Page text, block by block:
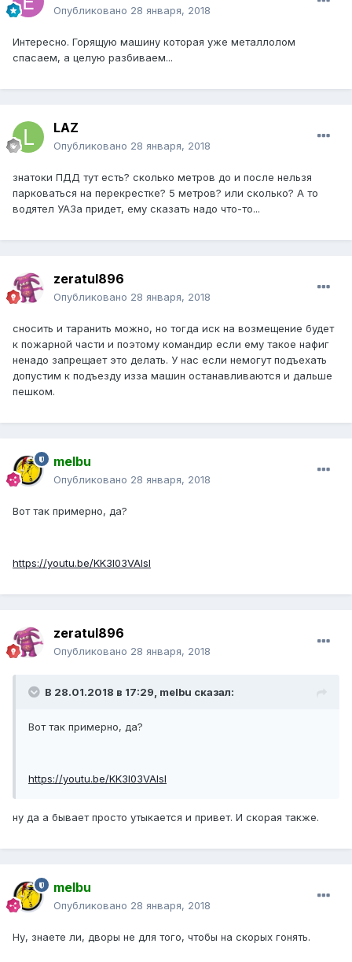
Опубликовано 28 января, 2018
Интересно. Горящую машину которая уже металлолом
спасаем, а целую разбиваем...
LAZ
Опубликовано 28 января, 2018
знатоки ПДД тут есть? сколько метров до и после нельзя
парковаться на перекрестке? 5 метров? или сколько? А то
водятел УАЗа придет, ему сказать надо что-то...
zeratul896
Опубликовано 28 января, 2018
сносить и таранить можно, но тогда иск на возмещение будет
к пожарной части и поэтому командир если ему такое нафиг
ненадо запрещает это делать. У нас если немогут подъехать
допустим к подъезду изза машин останавливаются и дальше
пешком.
melbu
Опубликовано 28 января, 2018
Вот так примерно, да?
https://youtu.be/KK3I03VAlsI
zeratul896
Опубликовано 28 января, 2018
В 28.01.2018 в 17:29, melbu сказал:
Вот так примерно, да?
https://youtu.be/KK3I03VAlsI
ну да а бывает просто утыкается и привет. И скорая также.
melbu
Опубликовано 28 января, 2018
Ну, знаете ли, дворы не для того, чтобы на скорых гонять.